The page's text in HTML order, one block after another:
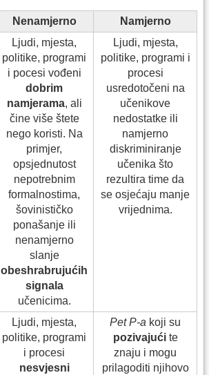
Nenamjerno
Namjerno
Ljudi, mjesta,
politike, programi
i pocesi vođeni
dobrim
namjerama, ali
čine više štete
nego koristi. Na
primjer,
opsjednutost
nepotrebnim
formalnostima,
šovinističko
ponašanje ili
nenamjerno
slanje
obeshrabrujućih
signala
učenicima.
Ljudi, mjesta,
politike, programi i
procesi
usredotočeni na
učenikove
nedostatke ili
namjerno
diskriminiranje
učenika što
rezultira time da
se osjećaju manje
vrijednima.
Ljudi, mjesta,
politike, programi
i procesi
nesvjesni
Pet P-a koji su
pozivajućite
znaju i mogu
prilagoditi njihovo